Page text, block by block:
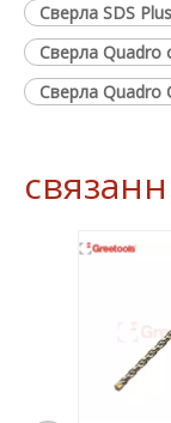
Сверла SDS
Сверла Quadro
Сверла Quadro